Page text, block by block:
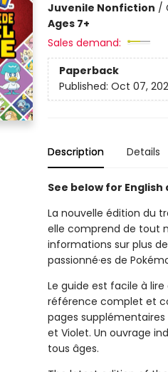
Juvenile Nonfiction /
Ages 7+
Sales demand:
Paperback
Published: Oct 07,
Description Details
See below for
La nouvelle édition du
elle comprend de tout
informations sur plus
passionné·es de
Le guide est facile à
référence complet et
pages
et Violet. Un ouvrage
tous âges.